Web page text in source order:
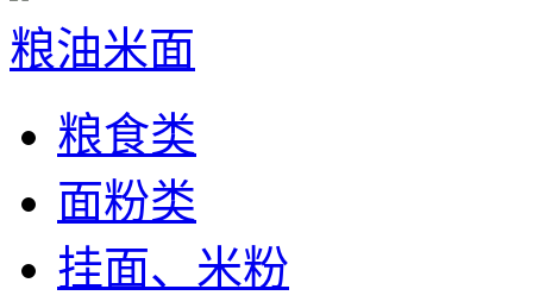
粮油米面
粮食类
面粉类
挂面、米粉